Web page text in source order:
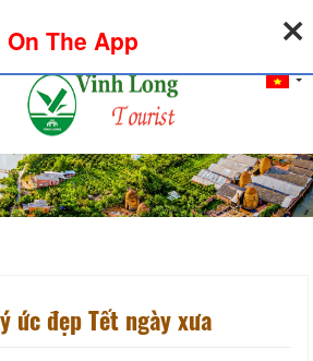
Sign in
ức đẹp Tết ngày xưa
The App